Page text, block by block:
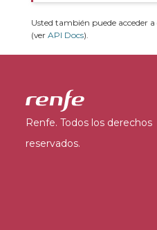
Usted también puede acceder
(ver API Docs).
Renfe. Todos los derechos
reservados.